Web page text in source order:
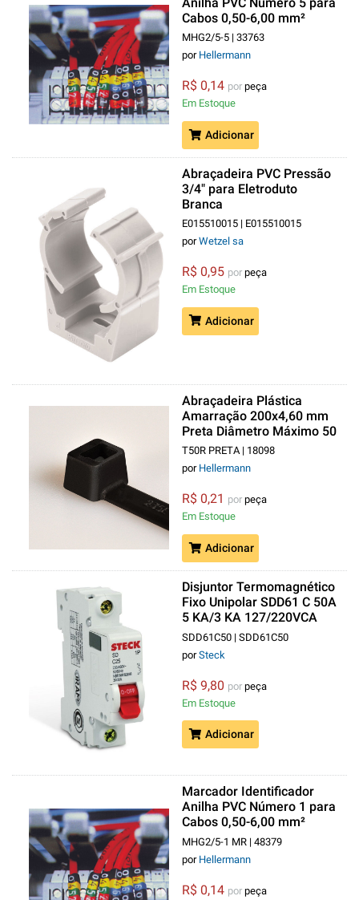
Cabos 0,50-6,00 mm²
Amarelo MHG2/5
MHG2/5-5 | 33763
por Hellermann
R$ 0,14 por peça
Em Estoque
Adicionar
Abraçadeira PVC Pressão
3/4" para Eletroduto
Branca
E015510015 | E015510015
porWetzel sa
R$ 0,95 por peça
Em Estoque
Adicionar
Abraçadeira Plástica
Amarração 200x4,60 mm
Preta Diâmetro Máximo 50
mm
T50R PRETA | 18098
por Hellermann
R$ 0,21 por peça
Em Estoque
Adicionar
Disjuntor Termomagnético
Fixo Unipolar SDD61 C 50A
5 KA/3 KA 127/220VCA
DIN
SDD61C50 | SDD61C50
porSteck
R$ 9,80 por peça
Em Estoque
Adicionar
Marcador Identificador
Anilha PVC Número 1 para
Cabos 0,50-6,00 mm²
Marrom MHG2/5
MHG2/5-1 MR | 48379
por Hellermann
R$ 0,14 por peça